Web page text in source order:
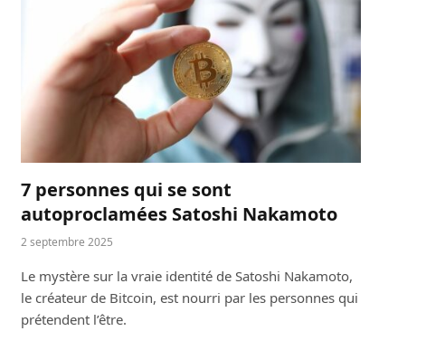
7 personnes qui se sont
autoproclamées Satoshi Nakamoto
2 septembre 2025
Le mystère sur la vraie identité de Satoshi Nakamoto,
le créateur de Bitcoin, est nourri par les personnes qui
prétendent l’être.